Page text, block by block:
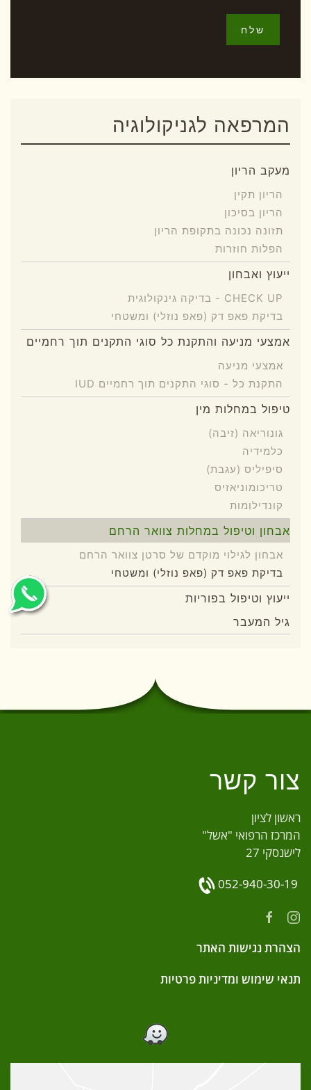
שלח
המרפאה לגניקולוגיה
מעקב הריון
הריון תקין
הריון בסיכון
תזונה נכונה בתקופת הריון
הפלות חוזרות
ייעוץ ואבחון
CHECK UP - בדיקה גינקולוגית
בדיקת פאפ דק (פאפ נוזלי) ומשטחי
אמצעי מניעה והתקנת כל סוגי התקנים תוך רחמיים
אמצעי מניעה
התקנת כל - סוגי התקנים תוך רחמיים IUD
טיפול במחלות מין
גונוריאה (זיבה)
כלמידיה
סיפיליס (עגבת)
טריכומוניאזיס
קונדילומות
אבחון וטיפול במחלות צוואר הרחם
אבחון לגילוי מוקדם של סרטן צוואר הרחם
בדיקת פאפ דק (פאפ נוזלי) ומשטחי
ייעוץ וטיפול בפוריות
גיל המעבר
צור קשר
ראשון לציון
המרכז הרפואי "אשל"
לישנסקי 27
052-940-30-19
הצהרת נגישות האתר
תנאי שימוש ומדיניות פרטיות